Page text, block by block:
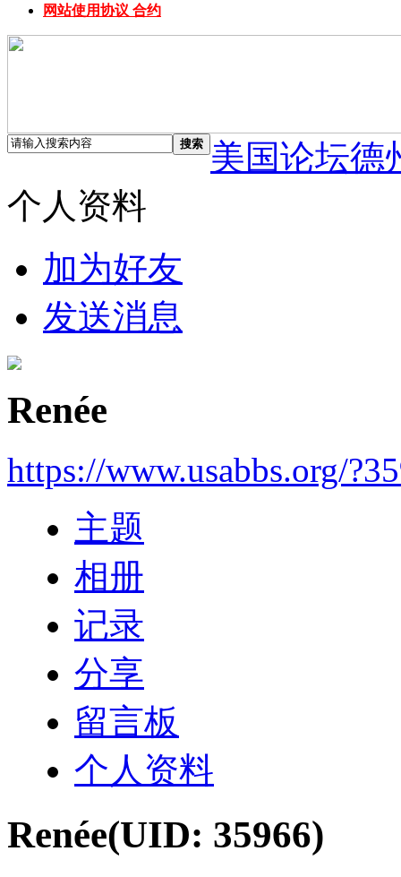
网站使用协议 合约
搜索
美国论坛德
个人资料
加为好友
发送消息
Renée
https://www.usabbs.org/
主题
相册
记录
分享
留言板
个人资料
Renée(UID: 35966)